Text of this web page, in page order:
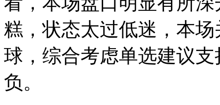
糕，状态太过低迷，本
球，综合考虑单选建议
负。